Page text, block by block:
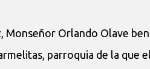
Monseñor Orlando Olave
parroquia de la que